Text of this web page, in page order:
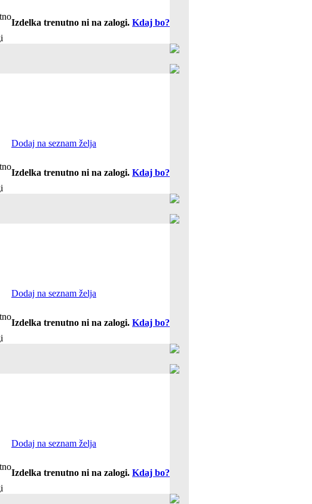
Izdelka trenutno ni na zalogi. Kdaj bo?
Dodaj na seznam želja
Izdelka trenutno ni na zalogi. Kdaj bo?
Dodaj na seznam želja
Izdelka trenutno ni na zalogi. Kdaj bo?
Dodaj na seznam želja
Izdelka trenutno ni na zalogi. Kdaj bo?